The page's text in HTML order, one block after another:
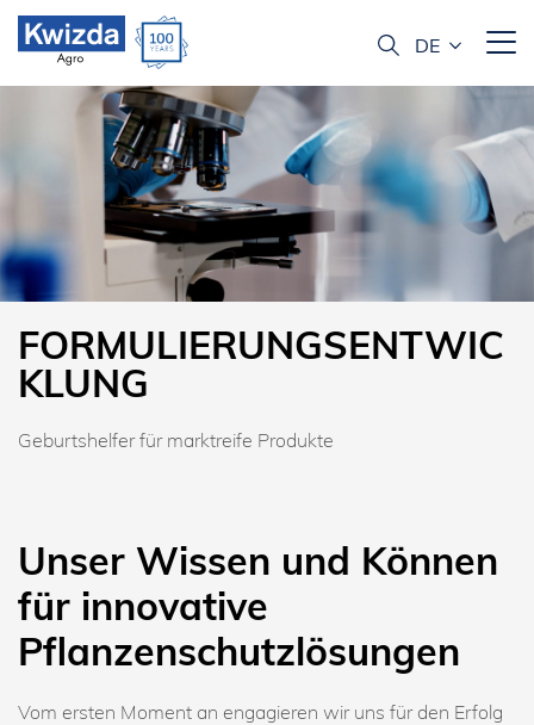
FORMULIERUNGSENTWIC
KLUNG
Geburtshelfer für marktreife Produkte
Unser Wissen und Können
für innovative
Pflanzenschutzlösungen
Vom ersten Moment an engagieren wir uns für den Erfolg